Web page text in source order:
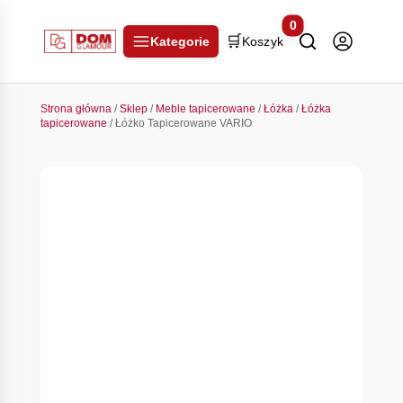
Kategorie 🛒 Koszyk
0
Strona główna/Sklep/ Meble tapicerowane /Łóżka/Łóżka
tapicerowane / Łóżko Tapicerowane VARIO